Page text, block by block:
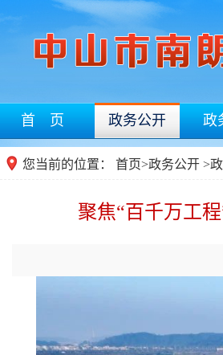
首 页 政务公开 政
您当前的位置： 首页>政务公开 >
聚焦“百千万工